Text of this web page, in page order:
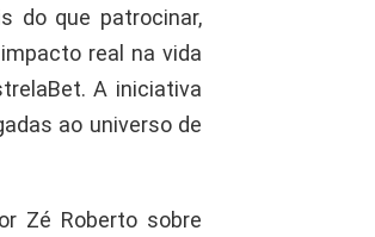
do que patrocinar,
real na vida
A iniciativa
ao universo de
Zé Roberto sobre